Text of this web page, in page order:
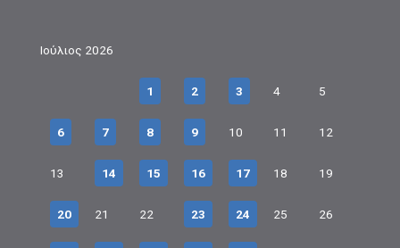
Ιούλιος 2026
1 2 3 4 5
6 7 8 9 10 11 12
13 14 15 16 17 18 19
20 21 22 23 24 25 26